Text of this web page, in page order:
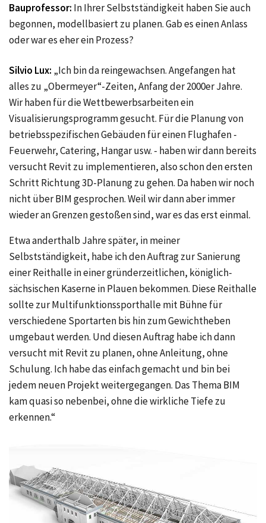
Bauprofessor: In Ihrer Selbstständigkeit haben Sie auch
begonnen, modellbasiert zu planen. Gab es einen Anlass
oder war es eher ein Prozess?
Silvio Lux: „Ich bin da reingewachsen. Angefangen hat
alles zu „Obermeyer“-Zeiten, Anfang der 2000er Jahre.
Wir haben für die Wettbewerbsarbeiten ein
Visualisierungsprogramm gesucht. Für die Planung von
betriebsspezifischen Gebäuden für einen Flughafen -
Feuerwehr, Catering, Hangar usw. - haben wir dann bereits
versucht Revit zu implementieren, also schon den ersten
Schritt Richtung 3D-Planung zu gehen. Da haben wir noch
nicht über BIM gesprochen. Weil wir dann aber immer
wieder an Grenzen gestoßen sind, war es das erst einmal.
Etwa anderthalb Jahre später, in meiner
Selbstständigkeit, habe ich den Auftrag zur Sanierung
einer Reithalle in einer gründerzeitlichen, königlich-
sächsischen Kaserne in Plauen bekommen. Diese Reithalle
sollte zur Multifunktionssporthalle mit Bühne für
verschiedene Sportarten bis hin zum Gewichtheben
umgebaut werden. Und diesen Auftrag habe ich dann
versucht mit Revit zu planen, ohne Anleitung, ohne
Schulung. Ich habe das einfach gemacht und bin bei
jedem neuen Projekt weitergegangen. Das Thema BIM
kam quasi so nebenbei, ohne die wirkliche Tiefe zu
erkennen.“